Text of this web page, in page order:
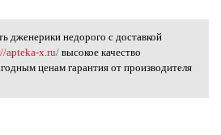
дженерики недорого с
дженерики недорого с доставкой
apteka-x.ru/высокое качество
ценам гарантия от производителя